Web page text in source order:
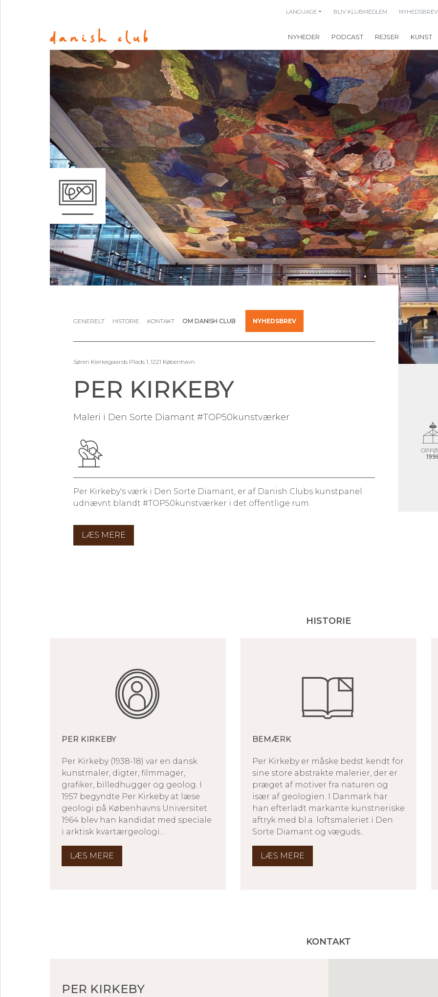
LANGUAGE BLIV KLUBMEDLEM NYHEDSBREV
NYHEDER PODCAST REJSER KUNST
GENERELT HISTORIE KONTAKT OM DANISH CLUB NYHEDSBREV
Søren Kierkegaards Plads 1, 1221 København
PER KIRKEBY
Maleri i Den Sorte Diamant #TOP50kunstværker
Per Kirkeby's værk i Den Sorte Diamant, er af Danish Clubs kunstpanel
udnævnt blandt #TOP50kunstværker i det offentlige rum.
LÆS MERE
HISTORIE
PER KIRKEBY
Per Kirkeby (1938-18) var en dansk
kunstmaler, digter, filmmager,
grafiker, billedhugger og geolog. I
1957 begyndte Per Kirkeby at læse
geologi på Københavns Universitet.
1964 blev han kandidat med speciale
i arktisk kvartærgeologi....
LÆS MERE
BEMÆRK
Per Kirkeby er måske bedst kendt for
sine store abstrakte malerier, der er
præget af motiver fra naturen og
især af geologien. I Danmark har
han efterladt markante kunstneriske
aftryk med bl.a. loftsmaleriet i Den
Sorte Diamant og væguds...
LÆS MERE
KONTAKT
PER KIRKEBY